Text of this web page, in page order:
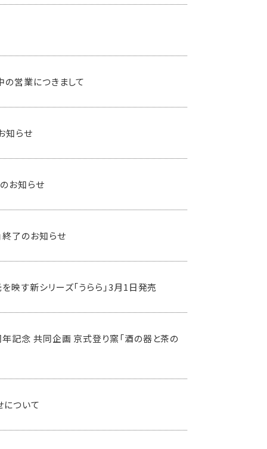
の営業につきまして
知らせ
お知らせ
終了のお知らせ
映す新シリーズ「うらら」3月1日発売
念 共同企画 京式登り窯「酒の器と茶の
ついて